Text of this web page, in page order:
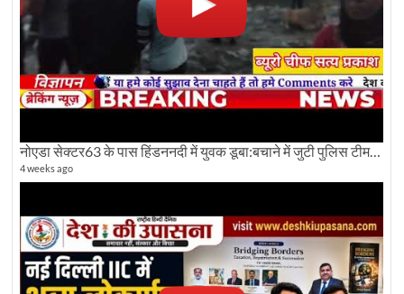
नोएडा सेक्टर63 के पास हिंडननदी में युवक डूबा:बचाने में जुटी पुलिस टीम: देखिए पूरी ग्राउंड रिपोर्टिंग
4 weeks ago